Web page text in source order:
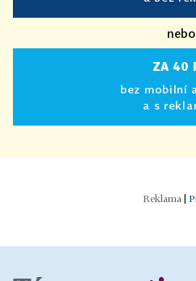
nebo
ZA 40
bez mobilní
a s